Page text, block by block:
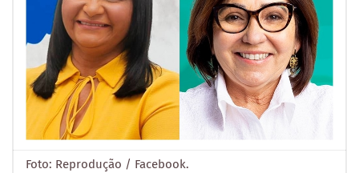
Foto: Reprodução / Facebook.